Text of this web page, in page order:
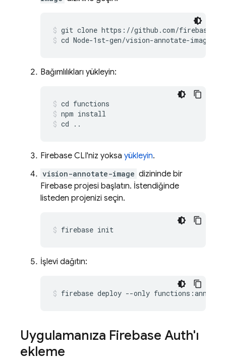
git clone https://github.com/firebase/
cd Node-1st-gen/vision-annotate-image
Bağımlılıkları yükleyin:
cd functions
npm install
cd ..
Firebase CLI'niz yoksa yükleyin.
vision-annotate-image dizininde bir
Firebase projesi başlatın. İstendiğinde
listeden projenizi seçin.
firebase init
İşlevi dağıtın:
firebase deploy --only
Uygulamanıza Firebase Auth'ı
ekleme